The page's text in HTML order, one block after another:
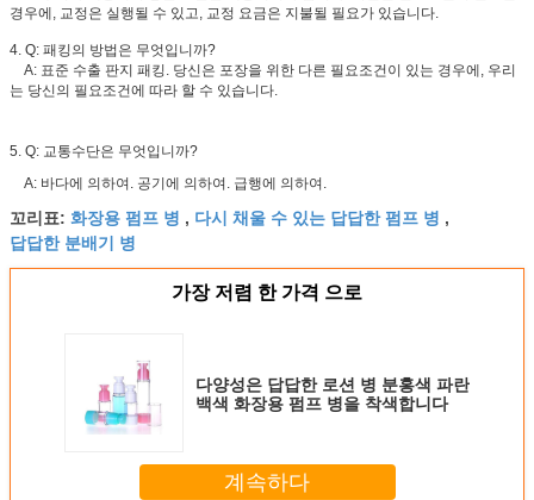
경우에, 교정은 실행될 수 있고, 교정 요금은 지불될 필요가 있습니다.
4. Q: 패킹의 방법은 무엇입니까?
A: 표준 수출 판지 패킹. 당신은 포장을 위한 다른 필요조건이 있는 경우에, 우리
는 당신의 필요조건에 따라 할 수 있습니다.
5. Q: 교통수단은 무엇입니까?
A: 바다에 의하여. 공기에 의하여. 급행에 의하여.
꼬리표: 화장용 펌프 병 , 다시 채울 수 있는 답답한 펌프 병 ,
답답한 분배기 병
가장 저렴 한 가격 으로
다양성은 답답한 로션 병 분홍색 파란
백색 화장용 펌프 병을 착색합니다
계속하다